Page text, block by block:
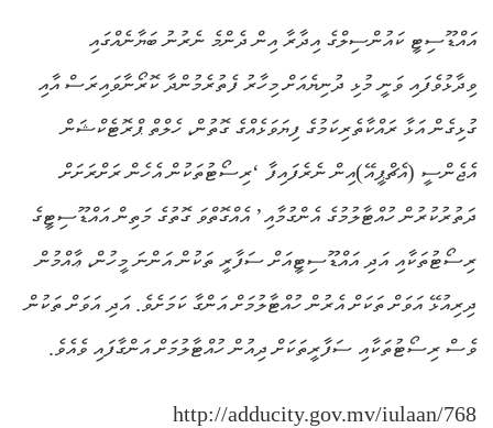
އައްޑޫސިޓީ ކައުންސިލްގެ އިދާރާ އިން ދެންމެ ނެރުނު ބަޔާނެއްގައި
ވިދާޅުވެފައި ވަނީ މުޅި ދުނިޔެއަށް މިހާރު ފެތުރެމުންދާ ކޮރޯނާވައިރަސް އާއި
ގުޅިގެން އަޅާ ރައްކާތެރިކަމުގެ ފިޔަވަޅެއްގެ ގޮތުން، ހެލްތް ޕްރޮޓެކްޝަން
އެޖެންސީ (އެޗްޕީއޭ)އިން ނެރެފައިފާ ‘ރިސޯޓުތަކުން އެހެން ރަށްރަށަށް
ދަތުރުކުރުން ހުއްޓާލުމުގެ އެންގުމާއި’ އެއްގޮތްވަ ގޮތުގެ މަތިން އައްޑޫސިޓީގެ
ރިސޯޓުތަކާއި އަދި އައްޑޫސިޓީއަށް ސަފާރީ ތަކުން އަންނަ މީހުން، ޢާއްމުން
ދިރިއުޅޭ އަވަށް ތަކަށް އެރުން ހުއްޓާލުމަށް އަންގާ ކަމަށެވެ. އަދި އަވަށް ތަކުން
ވެސް ރިސޯޓުތަކާއި ސަފާރީތަކަށް ދިއުން ހުއްޓާލުމަށް އަންގާފައި ވެއެވެ.
http://adducity.gov.mv/iulaan/768